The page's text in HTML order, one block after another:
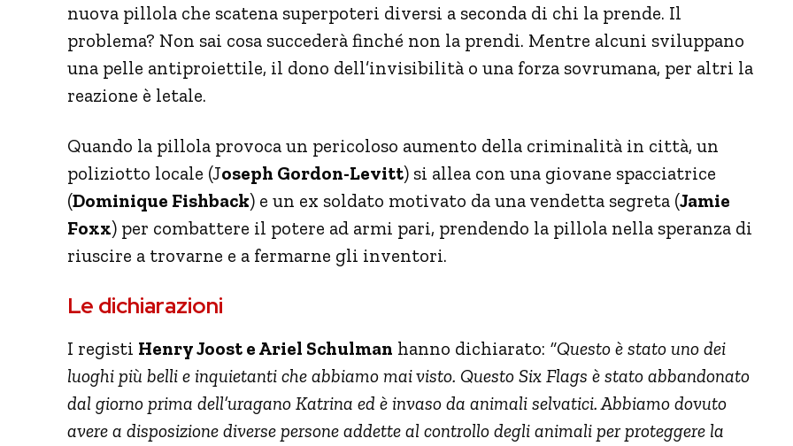
nuova pillola che scatena superpoteri diversi a seconda di chi la prende. Il
problema? Non sai cosa succederà finché non la prendi. Mentre alcuni sviluppano
una pelle antiproiettile, il dono dell’invisibilità o una forza sovrumana, per altri la
reazione è letale.
Quando la pillola provoca un pericoloso aumento della criminalità in città, un
poliziotto locale (Joseph Gordon-Levitt) si allea con una giovane spacciatrice
(Dominique Fishback) e un ex soldato motivato da una vendetta segreta (Jamie
Foxx) per combattere il potere ad armi pari, prendendo la pillola nella speranza di
riuscire a trovarne e a fermarne gli inventori.
Le dichiarazioni
I registi Henry Joost e Ariel Schulman hanno dichiarato: “Questo è stato uno dei
luoghi più belli e inquietanti che abbiamo mai visto. Questo Six Flags è stato abbandonato
dal giorno prima dell’uragano Katrina ed è invaso da animali selvatici. Abbiamo dovuto
avere a disposizione diverse persone addette al controllo degli animali per proteggere la